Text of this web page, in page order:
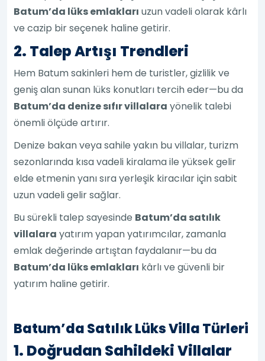
Batum’da lüks emlakları uzun vadeli olarak kârlı
ve cazip bir seçenek haline getirir.
2. Talep Artışı Trendleri
Hem Batum sakinleri hem de turistler, gizlilik ve
geniş alan sunan lüks konutları tercih eder—bu da
Batum’da denize sıfır villalara yönelik talebi
önemli ölçüde artırır.
Denize bakan veya sahile yakın bu villalar, turizm
sezonlarında kısa vadeli kiralama ile yüksek gelir
elde etmenin yanı sıra yerleşik kiracılar için sabit
uzun vadeli gelir sağlar.
Bu sürekli talep sayesinde Batum’da satılık
villalara yatırım yapan yatırımcılar, zamanla
emlak değerinde artıştan faydalanır—bu da
Batum’da lüks emlakları kârlı ve güvenli bir
yatırım haline getirir.
Batum’da Satılık Lüks Villa Türleri
1. Doğrudan Sahildeki Villalar